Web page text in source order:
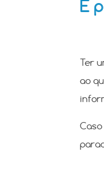
E
Ter
ao